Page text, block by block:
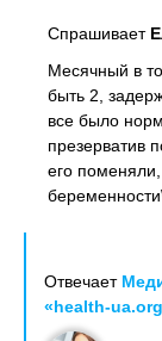
Спрашивает
Месячный в
быть 2,
все было
презерватив
его
Отвечает
«health-